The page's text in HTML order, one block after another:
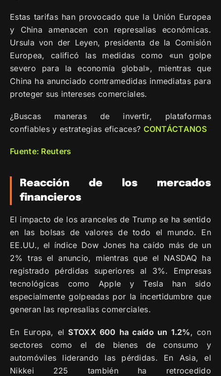
Estas tarifas han provocado que la Unión Europea
y China amenacen con represalias económicas.
Ursula von der Leyen, presidenta de la Comisión
Europea, calificó las medidas como «un golpe
severo para la economía global», mientras que
China ha anunciado contramedidas inmediatas para
proteger sus intereses comerciales.
¿Buscas maneras de invertir, plataformas
confiables y estrategias eficaces? CONTÁCTANOS
Fuente: Reuters
Reacción de los mercados
financieros
El impacto de los aranceles de Trump se ha sentido
en las bolsas de valores de todo el mundo. En
EE.UU., el índice Dow Jones ha caído más de un
2% tras el anuncio, mientras que el NASDAQ ha
registrado pérdidas superiores al 3%. Empresas
tecnológicas como Apple y Tesla han sido
especialmente golpeadas por la incertidumbre que
generan las represalias comerciales.
En Europa, elSTOXX 600 ha caído un 1.2%, con
sectores como el de bienes de consumo y
automóviles liderando las pérdidas. En Asia, el
Nikkei 225 también ha retrocedido